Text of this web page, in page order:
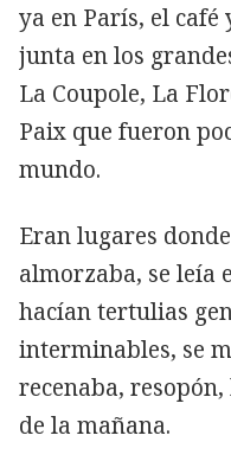
ya en París, el café
junta en los
La Coupole, La
Paix que fueron
mundo.
Eran lugares
almorzaba, se leía
hacían tertulias
interminables, se
recenaba,
de la mañana.